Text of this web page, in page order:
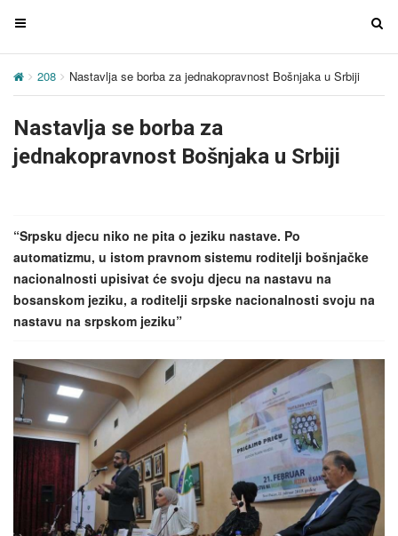
T
g
e
n
a
g
a
t
i
o
T
i
208 Nastavlja se borba za jednakopravnost Bošnjaka u Srbiji
Nastavlja se borba za
jednakopravnost Bošnjaka u Srbiji
“Srpsku djecu niko ne pita o jeziku nastave. Po
automatizmu, u istom pravnom sistemu roditelji bošnjačke
nacionalnosti upisivat će svoju djecu na nastavu na
bosanskom jeziku, a roditelji srpske nacionalnosti svoju na
nastavu na srpskom jeziku”